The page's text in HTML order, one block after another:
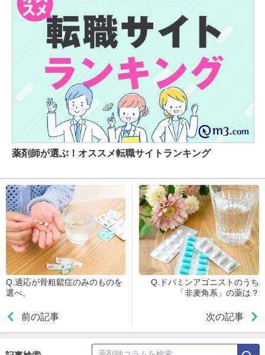
薬剤師が選ぶ！オススメ転職サイトランキング
Q.適応が骨粗鬆症のみのものを
選べ。
前の記事
Q.ドパミンアゴニストのうち
「非麦角系」の薬は？
次の記事